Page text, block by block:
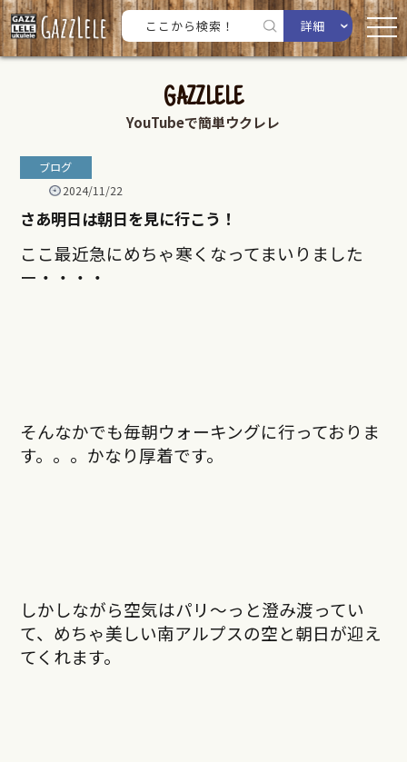
詳細
GAZZLELE
YouTubeで簡単ウクレレ
ブログ
2024/11/22
さあ明日は朝日を見に行こう！
ここ最近急にめちゃ寒くなってまいりました
ー・・・・
そんなかでも毎朝ウォーキングに行っておりま
す。。。かなり厚着です。
しかしながら空気はパリ〜っと澄み渡ってい
て、めちゃ美しい南アルプスの空と朝日が迎え
てくれます。